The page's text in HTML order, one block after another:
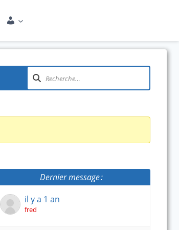
COMPTE
Dernier message :
il y a 1 an
fred